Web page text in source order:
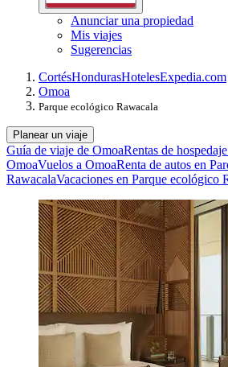
Anunciar una propiedad
Mis viajes
Sugerencias
CortésHondurasHotelesExpedia.com
Omoa
Parque ecológico Rawacala
Planear un viaje
Guía de viaje de OmoaRentas de
OmoaVuelos a OmoaRenta de autos en
RawacalaVacaciones en Parque ecológico